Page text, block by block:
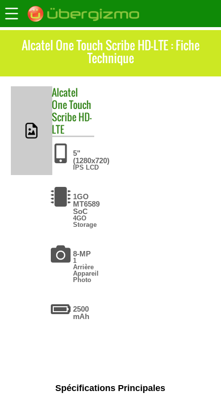
Alcatel One Touch Scribe HD-LTE : Fiche
Technique
Alcatel
One Touch
Scribe HD-
LTE
5"
(1280x720)
IPS LCD
1GO
MT6589
SoC
4GO
Storage
8-MP
1
Arrière
Appareil
Photo
2500
mAh
Spécifications Principales